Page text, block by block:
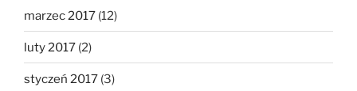
marzec 2017 (12)
luty 2017 (2)
styczeń 2017 (3)